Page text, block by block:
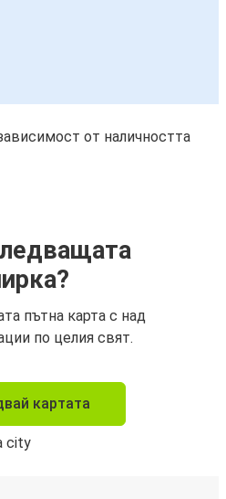
от наличността
пътна карта с над
по целия свят.
картата